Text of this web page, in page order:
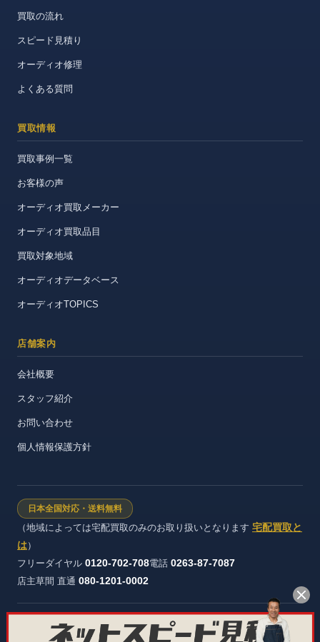
買取の流れ
スピード見積り
オーディオ修理
よくある質問
買取情報
買取事例一覧
お客様の声
オーディオ買取メーカー
オーディオ買取品目
買取対象地域
オーディオデータベース
オーディオTOPICS
店舗案内
会社概要
スタッフ紹介
お問い合わせ
個人情報保護方針
日本全国対応・送料無料
（地域によっては宅配買取のみのお取り扱いとなります 宅配買取と
は）
フリーダイヤル 0120-702-708電話 0263-87-7087
店主草間 直通 080-1201-0002
株式会社ヴィンテージストック 長野県公安委員会 許可証番号：第
481321600012号